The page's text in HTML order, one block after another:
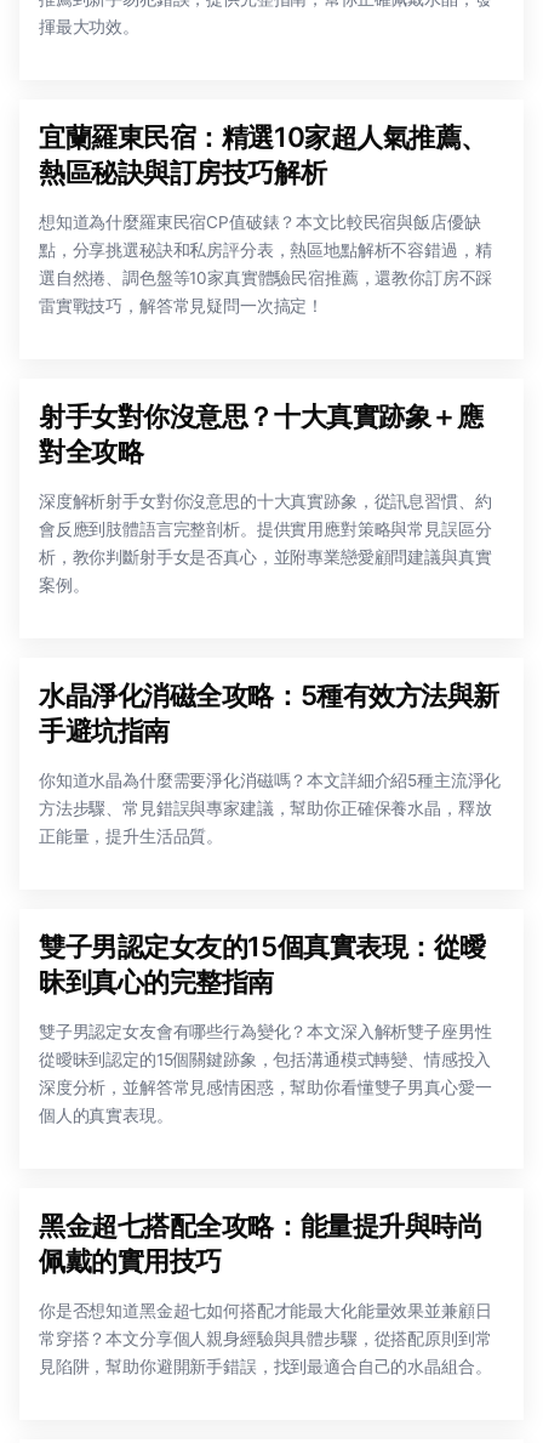
揮最大功效。
宜蘭羅東民宿：精選10家超人氣推薦、
熱區秘訣與訂房技巧解析
想知道為什麼羅東民宿CP值破錶？本文比較民宿與飯店優缺
點，分享挑選秘訣和私房評分表，熱區地點解析不容錯過，精
選自然捲、調色盤等10家真實體驗民宿推薦，還教你訂房不踩
雷實戰技巧，解答常見疑問一次搞定！
射手女對你沒意思？十大真實跡象＋應
對全攻略
深度解析射手女對你沒意思的十大真實跡象，從訊息習慣、約
會反應到肢體語言完整剖析。提供實用應對策略與常見誤區分
析，教你判斷射手女是否真心，並附專業戀愛顧問建議與真實
案例。
水晶淨化消磁全攻略：5種有效方法與新
手避坑指南
你知道水晶為什麼需要淨化消磁嗎？本文詳細介紹5種主流淨化
方法步驟、常見錯誤與專家建議，幫助你正確保養水晶，釋放
正能量，提升生活品質。
雙子男認定女友的15個真實表現：從曖
昧到真心的完整指南
雙子男認定女友會有哪些行為變化？本文深入解析雙子座男性
從曖昧到認定的15個關鍵跡象，包括溝通模式轉變、情感投入
深度分析，並解答常見感情困惑，幫助你看懂雙子男真心愛一
個人的真實表現。
黑金超七搭配全攻略：能量提升與時尚
佩戴的實用技巧
你是否想知道黑金超七如何搭配才能最大化能量效果並兼顧日
常穿搭？本文分享個人親身經驗與具體步驟，從搭配原則到常
見陷阱，幫助你避開新手錯誤，找到最適合自己的水晶組合。